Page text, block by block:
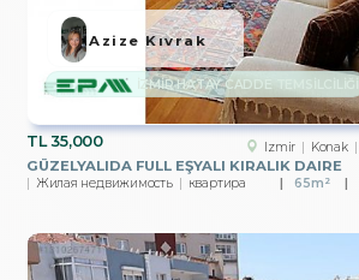
TL35,000 Izmir Konak
GÜZELYALIDA FULL EŞYALI KIRALIK DAIRE
Жилая недвижимость квартира 65m²
İZMİR HATAY CADDE TEMSİLCİLİĞİ
Azize Kıvrak